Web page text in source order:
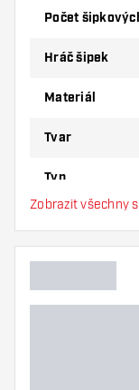
Vyzkoušejte
vyhovuje
Počet
Hráč šipek
Materiál
Tvar
Typ
Další barvy
Zobrazit všechny